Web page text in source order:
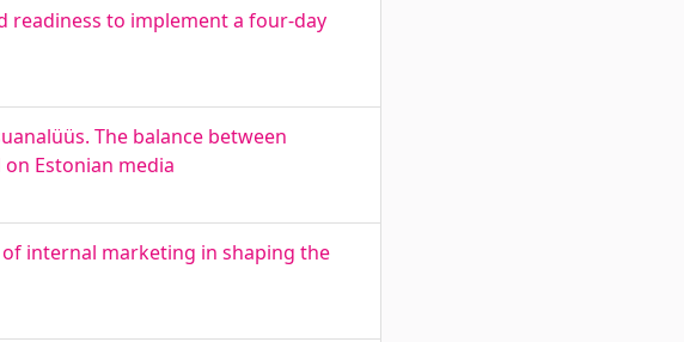
readiness to implement a four-day
The balance between
Estonian media
internal marketing in shaping the